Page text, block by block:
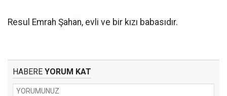
Resul Emrah Şahan, evli ve bir kızı babasıdır.
HABERE YORUM KAT